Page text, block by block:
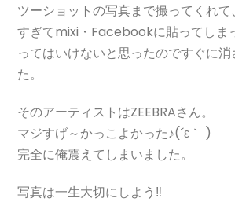
ツーショットの写真まで撮ってくれ
すぎてmixi・Facebookに貼ってしま
ってはいけないと思ったのですぐに
た。
そのアーティストはZEEBRAさん。
マジすげ～かっこよかった♪(´ε｀ )
完全に俺震えてしまいました。
写真は一生大切にしよう‼